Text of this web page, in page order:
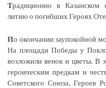
Традиционно в Казанском
литию о погибших Героях
По окончании заупокойной
На площади Победы у
возложили венок и цветы. В
героическим предкам и
Советского Союза, Героев